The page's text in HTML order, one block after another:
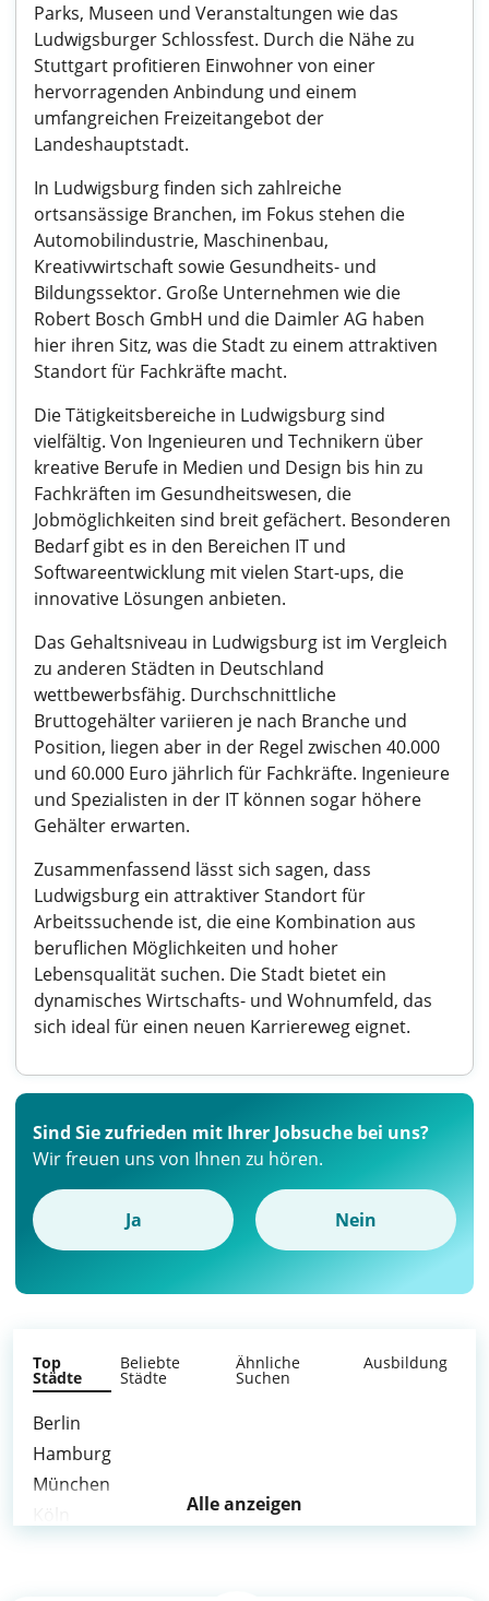
Parks, Museen und Veranstaltungen wie das
Ludwigsburger Schlossfest. Durch die Nähe zu
Stuttgart profitieren Einwohner von einer
hervorragenden Anbindung und einem
umfangreichen Freizeitangebot der
Landeshauptstadt.
In Ludwigsburg finden sich zahlreiche
ortsansässige Branchen, im Fokus stehen die
Automobilindustrie, Maschinenbau,
Kreativwirtschaft sowie Gesundheits- und
Bildungssektor. Große Unternehmen wie die
Robert Bosch GmbH und die Daimler AG haben
hier ihren Sitz, was die Stadt zu einem attraktiven
Standort für Fachkräfte macht.
Die Tätigkeitsbereiche in Ludwigsburg sind
vielfältig. Von Ingenieuren und Technikern über
kreative Berufe in Medien und Design bis hin zu
Fachkräften im Gesundheitswesen, die
Jobmöglichkeiten sind breit gefächert. Besonderen
Bedarf gibt es in den Bereichen IT und
Softwareentwicklung mit vielen Start-ups, die
innovative Lösungen anbieten.
Das Gehaltsniveau in Ludwigsburg ist im Vergleich
zu anderen Städten in Deutschland
wettbewerbsfähig. Durchschnittliche
Bruttogehälter variieren je nach Branche und
Position, liegen aber in der Regel zwischen 40.000
und 60.000 Euro jährlich für Fachkräfte. Ingenieure
und Spezialisten in der IT können sogar höhere
Gehälter erwarten.
Zusammenfassend lässt sich sagen, dass
Ludwigsburg ein attraktiver Standort für
Arbeitssuchende ist, die eine Kombination aus
beruflichen Möglichkeiten und hoher
Lebensqualität suchen. Die Stadt bietet ein
dynamisches Wirtschafts- und Wohnumfeld, das
sich ideal für einen neuen Karriereweg eignet.
Sind Sie zufrieden mit Ihrer Jobsuche bei uns?
Wir freuen uns von Ihnen zu hören.
Ja Nein
Top
Städte
Beliebte
Städte
Ähnliche
Suchen
Ausbildung
Berlin
Hamburg
München
Alle anzeigen